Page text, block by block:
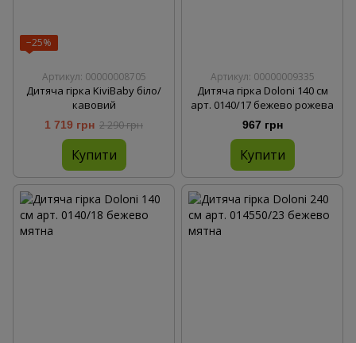
−25%
Артикул: 00000008705
Дитяча гірка KiviBaby біло/
кавовий
1 719 грн 2 290 грн
Купити
Артикул: 00000009335
Дитяча гірка Doloni 140 см
арт. 0140/17 бежево рожева
967 грн
Купити